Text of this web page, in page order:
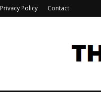
Privacy Policy Contact